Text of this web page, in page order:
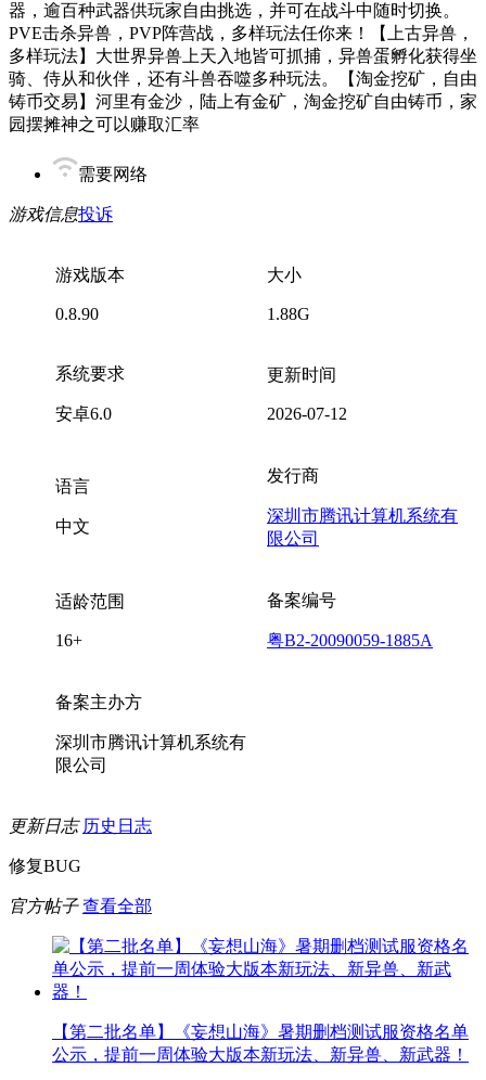
器，逾百种武器供玩家自由挑选，并可在战斗中随时切换。
PVE击杀异兽，PVP阵营战，多样玩法任你来！【上古异兽，
多样玩法】大世界异兽上天入地皆可抓捕，异兽蛋孵化获得坐
骑、侍从和伙伴，还有斗兽吞噬多种玩法。【淘金挖矿，自由
铸币交易】河里有金沙，陆上有金矿，淘金挖矿自由铸币，家
园摆摊神之可以赚取汇率
需要网络
游戏信息投诉
游戏版本
0.8.90
大小
1.88G
系统要求
安卓6.0
更新时间
2026-07-12
语言
中文
发行商
深圳市腾讯计算机系统有
限公司
适龄范围
16+
备案编号
粤B2-20090059-1885A
备案主办方
深圳市腾讯计算机系统有
限公司
更新日志 历史日志
修复BUG
官方帖子 查看全部
【第二批名单】《妄想山海》暑期删档测试服资格名单
公示，提前一周体验大版本新玩法、新异兽、新武器！